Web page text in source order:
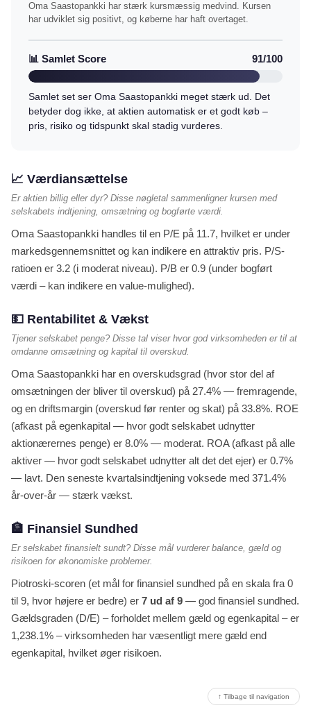
Oma Saastopankki har stærk kursmæssig medvind. Kursen
har udviklet sig positivt, og køberne har haft overtaget.
📊 Samlet Score 91/100
Samlet set ser Oma Saastopankki meget stærk ud. Det
betyder dog ikke, at aktien automatisk er et godt køb –
pris, risiko og tidspunkt skal stadig vurderes.
📈 Værdiansættelse
Er aktien billig eller dyr? Disse nøgletal sammenligner kursen med
selskabets indtjening, omsætning og bogførte værdi.
Oma Saastopankki handles til en P/E på 11.7, hvilket er under
markedsgennemsnittet og kan indikere en attraktiv pris. P/S-
ratioen er 3.2 (i moderat niveau). P/B er 0.9 (under bogført
værdi – kan indikere en value-mulighed).
💵 Rentabilitet & Vækst
Tjener selskabet penge? Disse tal viser hvor god virksomheden er til at
omdanne omsætning og kapital til overskud.
Oma Saastopankki har en overskudsgrad (hvor stor del af
omsætningen der bliver til overskud) på 27.4% — fremragende,
og en driftsmargin (overskud før renter og skat) på 33.8%. ROE
(afkast på egenkapital — hvor godt selskabet udnytter
aktionærernes penge) er 8.0% — moderat. ROA (afkast på alle
aktiver — hvor godt selskabet udnytter alt det det ejer) er 0.7%
— lavt. Den seneste kvartalsindtjening voksede med 371.4%
år-over-år — stærk vækst.
🏦 Finansiel Sundhed
Er selskabet finansielt sundt? Disse mål vurderer balance, gæld og
risikoen for økonomiske problemer.
Piotroski-scoren (et mål for finansiel sundhed på en skala fra 0
til 9, hvor højere er bedre) er 7 ud af 9 — god finansiel sundhed.
Gældsgraden (D/E) – forholdet mellem gæld og egenkapital – er
1,238.1% – virksomheden har væsentligt mere gæld end
egenkapital, hvilket øger risikoen.
↑ Tilbage til navigation